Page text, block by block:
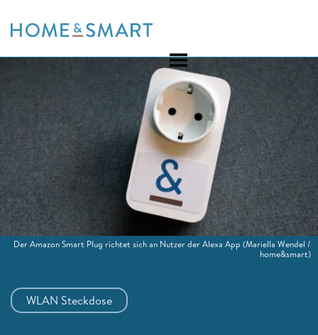
to
WLAN Steckdose
Der Amazon Smart Plug richtet sich an Nutzer der Alexa App (Mariella Wendel /
home&smart)